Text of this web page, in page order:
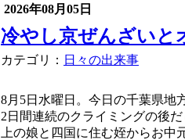
2026年08月05日
冷やし京ぜんざいと
カテゴリ： 日々の出来事
8月5日水曜日。今日の千葉県地
2日間連続のクライミングの後
上の娘と四国に住む姪からお